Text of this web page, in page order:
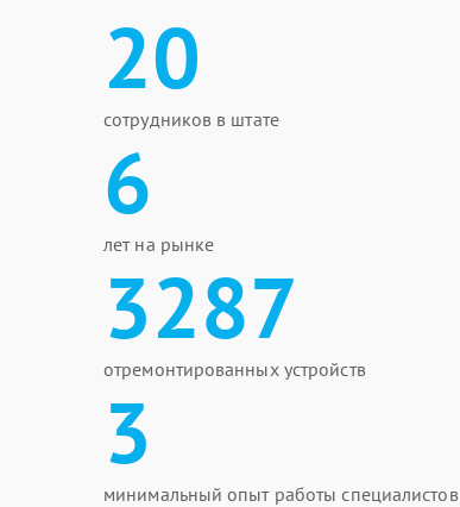
20
сотрудников в штате
6
лет на рынке
3287
отремонтированных устройств
3
минимальный опыт работы специалистов